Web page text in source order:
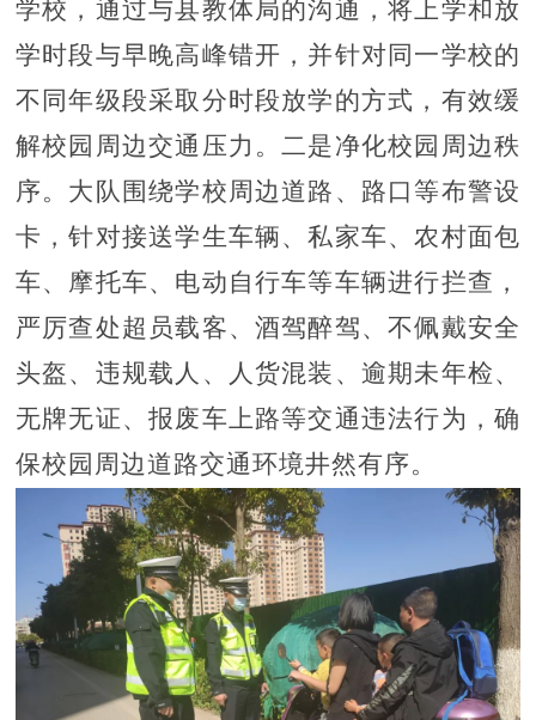
学校，通过与县教体局的沟通，将上学和放
学时段与早晚高峰错开，并针对同一学校的
不同年级段采取分时段放学的方式，有效缓
解校园周边交通压力。二是净化校园周边秩
序。大队围绕学校周边道路、路口等布警设
卡，针对接送学生车辆、私家车、农村面包
车、摩托车、电动自行车等车辆进行拦查，
严厉查处超员载客、酒驾醉驾、不佩戴安全
头盔、违规载人、人货混装、逾期未年检、
无牌无证、报废车上路等交通违法行为，确
保校园周边道路交通环境井然有序。